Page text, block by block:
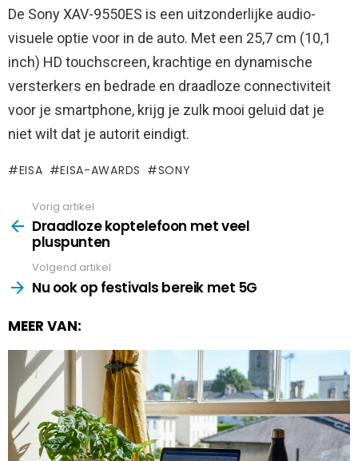
De Sony XAV-9550ES is een uitzonderlijke audio-
visuele optie voor in de auto. Met een 25,7 cm (10,1
inch) HD touchscreen, krachtige en dynamische
versterkers en bedrade en draadloze connectiviteit
voor je smartphone, krijg je zulk mooi geluid dat je
niet wilt dat je autorit eindigt.
EISA EISA-AWARDS SONY
more
Vorig artikel
Draadloze koptelefoon met veel
pluspunten
Volgend artikel
Nu ook op festivals bereik met 5G
MEER VAN: